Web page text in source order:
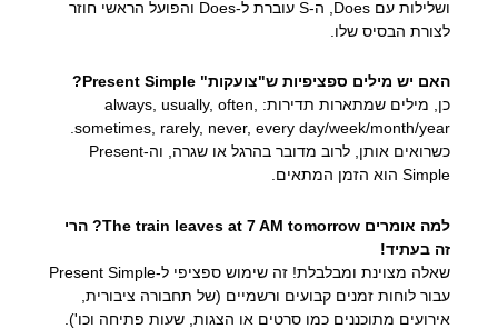
ושלילות עם Does, ה-S עוברת ל-Does והפועל הראשי חוזר
לצורת הבסיס שלו.
האם יש מילים ספציפיות ש"צועקות" Present Simple?
כן, מילים שמתארות תדירות: always, usually, often,
sometimes, rarely, never, every day/week/month/year.
כשרואים אותן, לרוב מדובר בהרגל או שגרה, וה-Present
Simple הוא הזמן המתאים.
למה אומרים The train leaves at 7 AM tomorrow? הרי
זה בעתיד!
שאלה מצוינת ומבלבלת! זה שימוש ספציפי ל-Present Simple
עבור לוחות זמנים קבועים ורשמיים (של תחבורה ציבורית,
אירועים מתוכננים כמו סרטים או הצגות, שעות פתיחה וכו').